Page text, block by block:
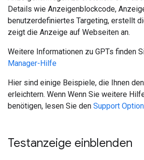
Details wie Anzeigenblockcode,
benutzerdefiniertes Targeting, erstellt
zeigt die Anzeige auf Webseiten an.
Weitere Informationen zu GPTs finden
Manager-Hilfe
Hier sind einige Beispiele, die Ihnen
erleichtern. Wenn Wenn Sie weitere
benötigen, lesen Sie den Support
Testanzeige einblenden